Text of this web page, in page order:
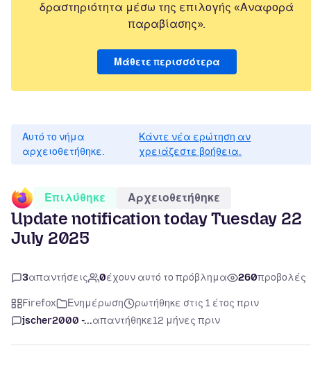
δραστηριότητα μέσω της επιλογής «Αναφορά
παραβίασης».
Μάθετε περισσότερα
Αυτό το νήμα
αρχειοθετήθηκε.
Κάντε νέα ερώτηση αν
χρειάζεστε βοήθεια.
Επιλύθηκε Αρχειοθετήθηκε
Update notification today Tuesday 22
July 2025
3απαντήσεις 0έχουν αυτό το πρόβλημα 260προβολές
Firefox Ενημέρωση
ρωτήθηκε στις 1 έτος πριν
jscher2000 -...απαντήθηκε12 μήνες πριν